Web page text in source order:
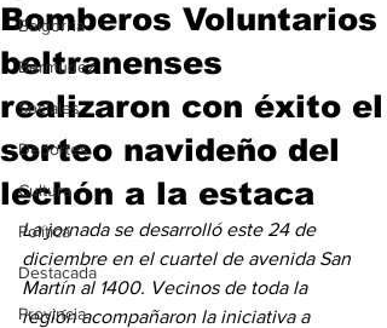
Baigorria
Bermúdez
Sociales
Deportes
Cultura
Política
Destacada
Provincia
Bomberos Voluntarios
beltranenses
realizaron con éxito el
sorteo navideño del
lechón a la estaca
La jornada se desarrolló este 24 de
diciembre en el cuartel de avenida San
Martín al 1400. Vecinos de toda la
región acompañaron la iniciativa a